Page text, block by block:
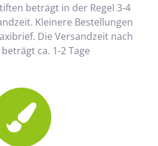
beträgt in der Regel 3-4
Kleinere Bestellungen
Die Versandzeit nach
ca. 1-2 Tage